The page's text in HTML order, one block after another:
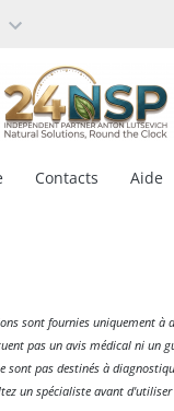
Contacts
Aide
sont fournies uniquement à
pas un avis médical ni un
sont pas destinés à
un spécialiste avant